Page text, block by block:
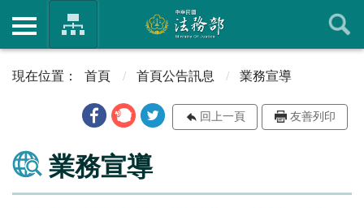
首頁 首頁公告訊息 業務宣導
回上一頁 友善列印
業務宣導